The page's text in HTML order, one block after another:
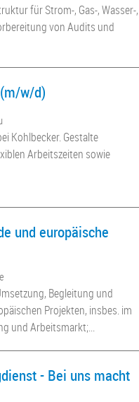
für Strom-, Gas-, Wasser-,
von Audits und
w/d)
Kohlbecker. Gestalte
Arbeitszeiten sowie
und europäische
Begleitung und
Projekten, insbes. im
und Arbeitsmarkt;...
- Bei uns macht